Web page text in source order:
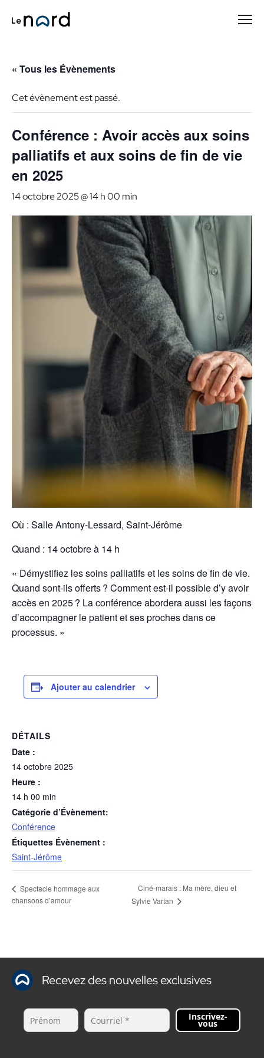
« Tous les Évènements
Cet évènement est passé.
Conférence : Avoir accès aux soins
palliatifs et aux soins de fin de vie
en 2025
14 octobre 2025 @ 14 h 00 min
Où : Salle Antony-Lessard, Saint-Jérôme
Quand : 14 octobre à 14 h
« Démystifiez les soins palliatifs et les soins de fin de vie.
Quand sont-ils offerts ? Comment est-il possible d’y avoir
accès en 2025 ? La conférence abordera aussi les façons
d’accompagner le patient et ses proches dans ce
processus. »
Ajouter au calendrier
DÉTAILS
Date :
14 octobre 2025
Heure :
14 h 00 min
Catégorie d’Évènement:
Conférence
Étiquettes Évènement :
Saint-Jérôme
Spectacle hommage aux
chansons d’amour
Ciné-marais : Ma mère, dieu et
Sylvie Vartan
Recevez des nouvelles exclusives
Inscrivez-
vous